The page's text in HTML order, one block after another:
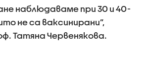
наблюдаваме при 30 и 40-
не са ваксинирани”,
Татяна Червенякова.